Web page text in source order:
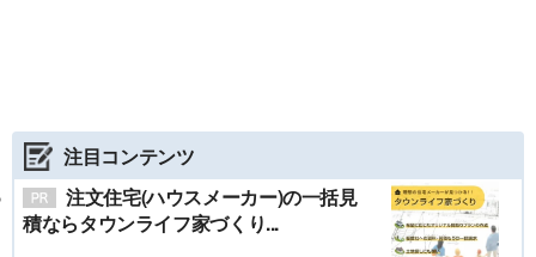
注目コンテンツ
注文住宅(ハウスメーカー)の一括見
積ならタウンライフ家づくり...